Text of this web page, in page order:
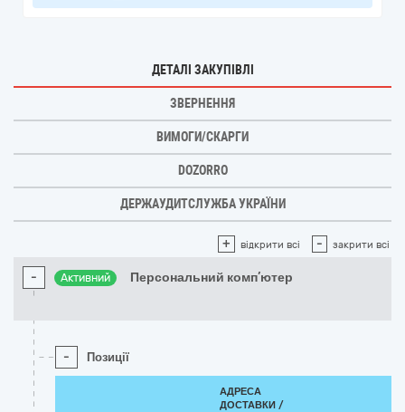
ДЕТАЛІ ЗАКУПІВЛІ
ЗВЕРНЕННЯ
ВИМОГИ/СКАРГИ
DOZORRO
ДЕРЖАУДИТСЛУЖБА УКРАЇНИ
+ відкрити всі - закрити всі
- Активний Персональний комп’ютер
- Позиції
АДРЕСА
ДОСТАВКИ /